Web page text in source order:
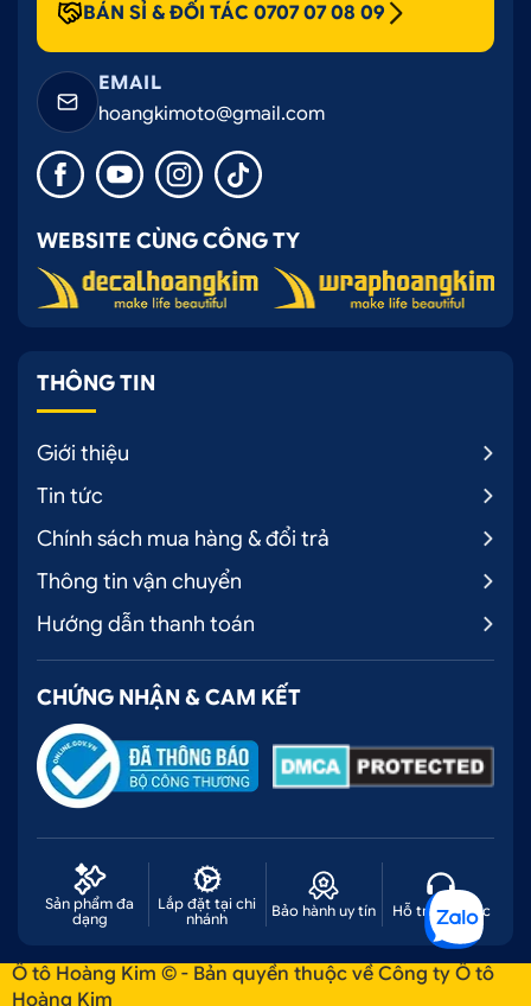
BÁN SỈ & ĐỐI TÁC 0707 07 08 09
EMAIL
hoangkimoto@gmail.com
WEBSITE CÙNG CÔNG TY
THÔNG TIN
Giới thiệu
Tin tức
Chính sách mua hàng & đổi trả
Thông tin vận chuyển
Hướng dẫn thanh toán
CHỨNG NHẬN & CAM KẾT
Sản phẩm đa
dạng
Lắp đặt tại chi
nhánh
Bảo hành uy tín Hỗ trợ liên tục
Ô tô Hoàng Kim © - Bản quyền thuộc về Công ty Ô tô
Hoàng Kim